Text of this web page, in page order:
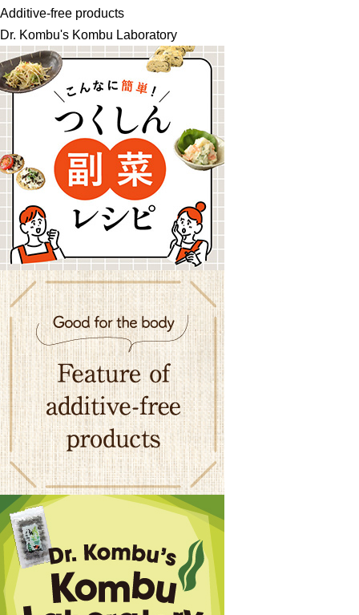
Additive-free products
Dr. Kombu's Kombu Laboratory